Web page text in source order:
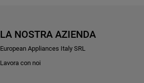
LA NOSTRA AZIENDA
European Appliances Italy SRL
Lavora con noi